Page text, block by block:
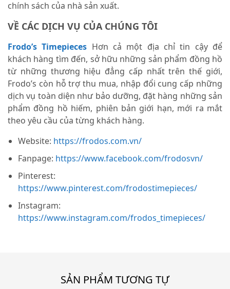
chính sách của nhà sản xuất.
VỀ CÁC DỊCH VỤ CỦA CHÚNG TÔI
Frodo’s Timepieces Hơn cả một địa chỉ tin cậy để
khách hàng tìm đến, sở hữu những sản phẩm đồng hồ
từ những thương hiệu đẳng cấp nhất trên thế giới,
Frodo’s còn hỗ trợ thu mua, nhập đổi cung cấp những
dịch vụ toàn diện như bảo dưỡng, đặt hàng những sản
phẩm đồng hồ hiếm, phiên bản giới hạn, mới ra mắt
theo yêu cầu của từng khách hàng.
Website: https://frodos.com.vn/
Fanpage: https://www.facebook.com/frodosvn/
Pinterest:
https://www.pinterest.com/frodostimepieces/
Instagram:
https://www.instagram.com/frodos_timepieces/
SẢN PHẨM TƯƠNG TỰ